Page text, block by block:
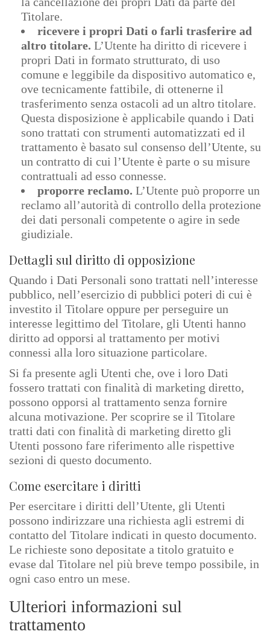
Titolare.
ricevere i propri Dati o farli trasferire ad
altro titolare. L’Utente ha diritto di ricevere i
propri Dati in formato strutturato, di uso
comune e leggibile da dispositivo automatico e,
ove tecnicamente fattibile, di ottenerne il
trasferimento senza ostacoli ad un altro titolare.
Questa disposizione è applicabile quando i Dati
sono trattati con strumenti automatizzati ed il
trattamento è basato sul consenso dell’Utente, su
un contratto di cui l’Utente è parte o su misure
contrattuali ad esso connesse.
proporre reclamo. L’Utente può proporre un
reclamo all’autorità di controllo della protezione
dei dati personali competente o agire in sede
giudiziale.
Dettagli sul diritto di opposizione
Quando i Dati Personali sono trattati nell’interesse
pubblico, nell’esercizio di pubblici poteri di cui è
investito il Titolare oppure per perseguire un
interesse legittimo del Titolare, gli Utenti hanno
diritto ad opporsi al trattamento per motivi
connessi alla loro situazione particolare.
Si fa presente agli Utenti che, ove i loro Dati
fossero trattati con finalità di marketing diretto,
possono opporsi al trattamento senza fornire
alcuna motivazione. Per scoprire se il Titolare
tratti dati con finalità di marketing diretto gli
Utenti possono fare riferimento alle rispettive
sezioni di questo documento.
Come esercitare i diritti
Per esercitare i diritti dell’Utente, gli Utenti
possono indirizzare una richiesta agli estremi di
contatto del Titolare indicati in questo documento.
Le richieste sono depositate a titolo gratuito e
evase dal Titolare nel più breve tempo possibile, in
ogni caso entro un mese.
Ulteriori informazioni sul
trattamento